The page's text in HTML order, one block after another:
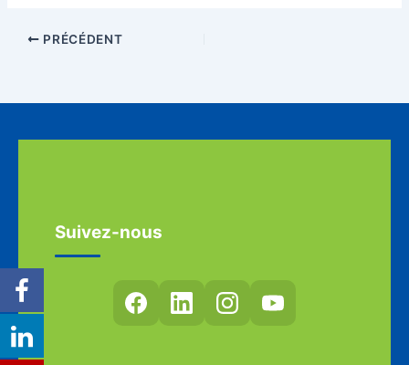
PRÉCÉDENT
Suivez-nous